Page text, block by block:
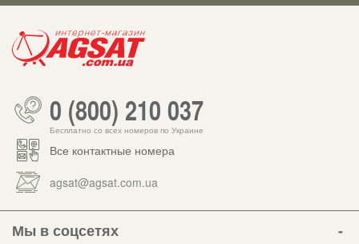
0 (800) 210 037
Бесплатно со всех номеров по Украине
Все контактные номера
agsat@agsat.com.ua
Мы в соцсетях